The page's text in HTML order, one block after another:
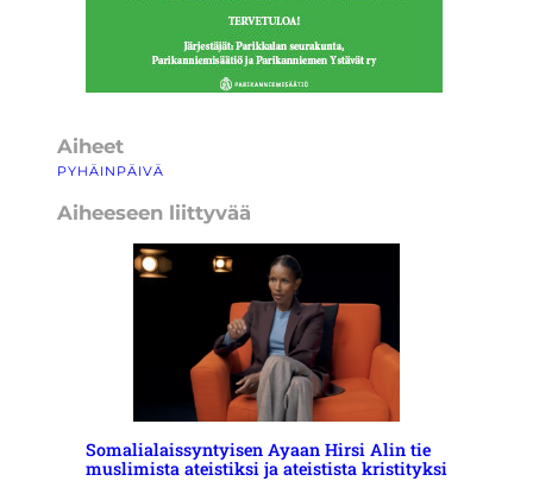
Aiheet
PYHÄINPÄIVÄ
Aiheeseen liittyvää
Somalialaissyntyisen Ayaan Hirsi Alin tie
muslimista ateistiksi ja ateistista kristityksi